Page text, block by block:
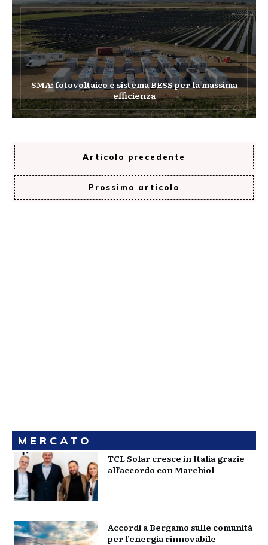
SMA: fotovoltaico e sistema BESS per la massima
efficienza
Articolo precedente
Prossimo articolo
MERCATO
TCL Solar cresce in Italia grazie
all’accordo con Marchiol
Accordi a Bergamo sulle comunità
per l’energia rinnovabile